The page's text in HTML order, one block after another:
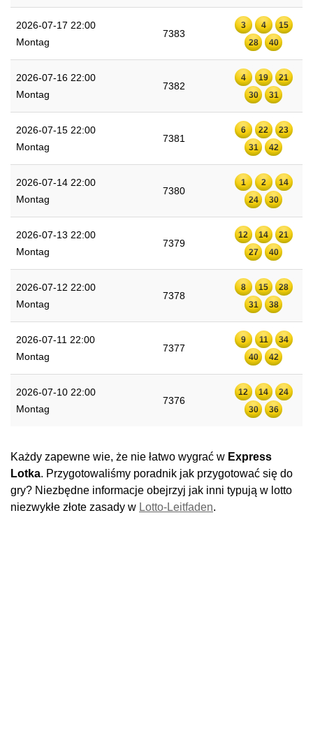
2026-07-17 22:00
Montag
7383
3 4
15
28
40
2026-07-16 22:00
Montag
7382
4 19
21
30
31
2026-07-15 22:00
Montag
7381
6 22
23
31
42
2026-07-14 22:00
Montag
7380
1 2
14
24
30
2026-07-13 22:00
Montag
7379
12 14
21
27
40
2026-07-12 22:00
Montag
7378
8 15
28
31
38
2026-07-11 22:00
Montag
7377
9 11
34
40
42
2026-07-10 22:00
Montag
7376
12 14
24
30
36
Każdy zapewne wie, że nie łatwo wygrać w Express
Lotka. Przygotowaliśmy poradnik jak przygotować się do
gry? Niezbędne informacje obejrzyj jak inni typują w lotto
niezwykłe złote zasady w Lotto-Leitfaden.